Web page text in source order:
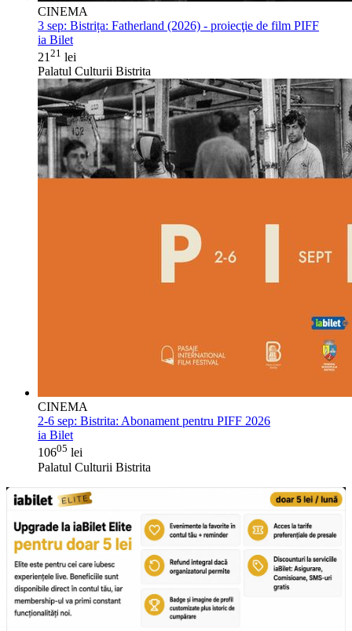
CINEMA
3 sep: Bistrița: Fatherland (2026) - proiecţie de film PIFF
ia Bilet
21 21 lei
Palatul Culturii Bistrita
CINEMA
2-6 sep: Bistrita: Abonament pentru PIFF 2026
ia Bilet
10605 lei
Palatul Culturii Bistrita